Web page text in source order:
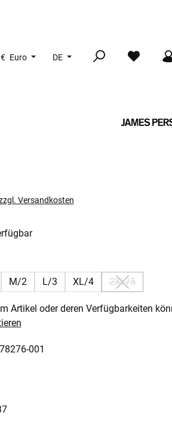
€ Euro DE
Versandkosten
zurzeit nicht verfügbar.)
M/2 L/3 XL/4 2XL/5
(Diese
Artikel oder deren Verfügbarkeiten
78276-001